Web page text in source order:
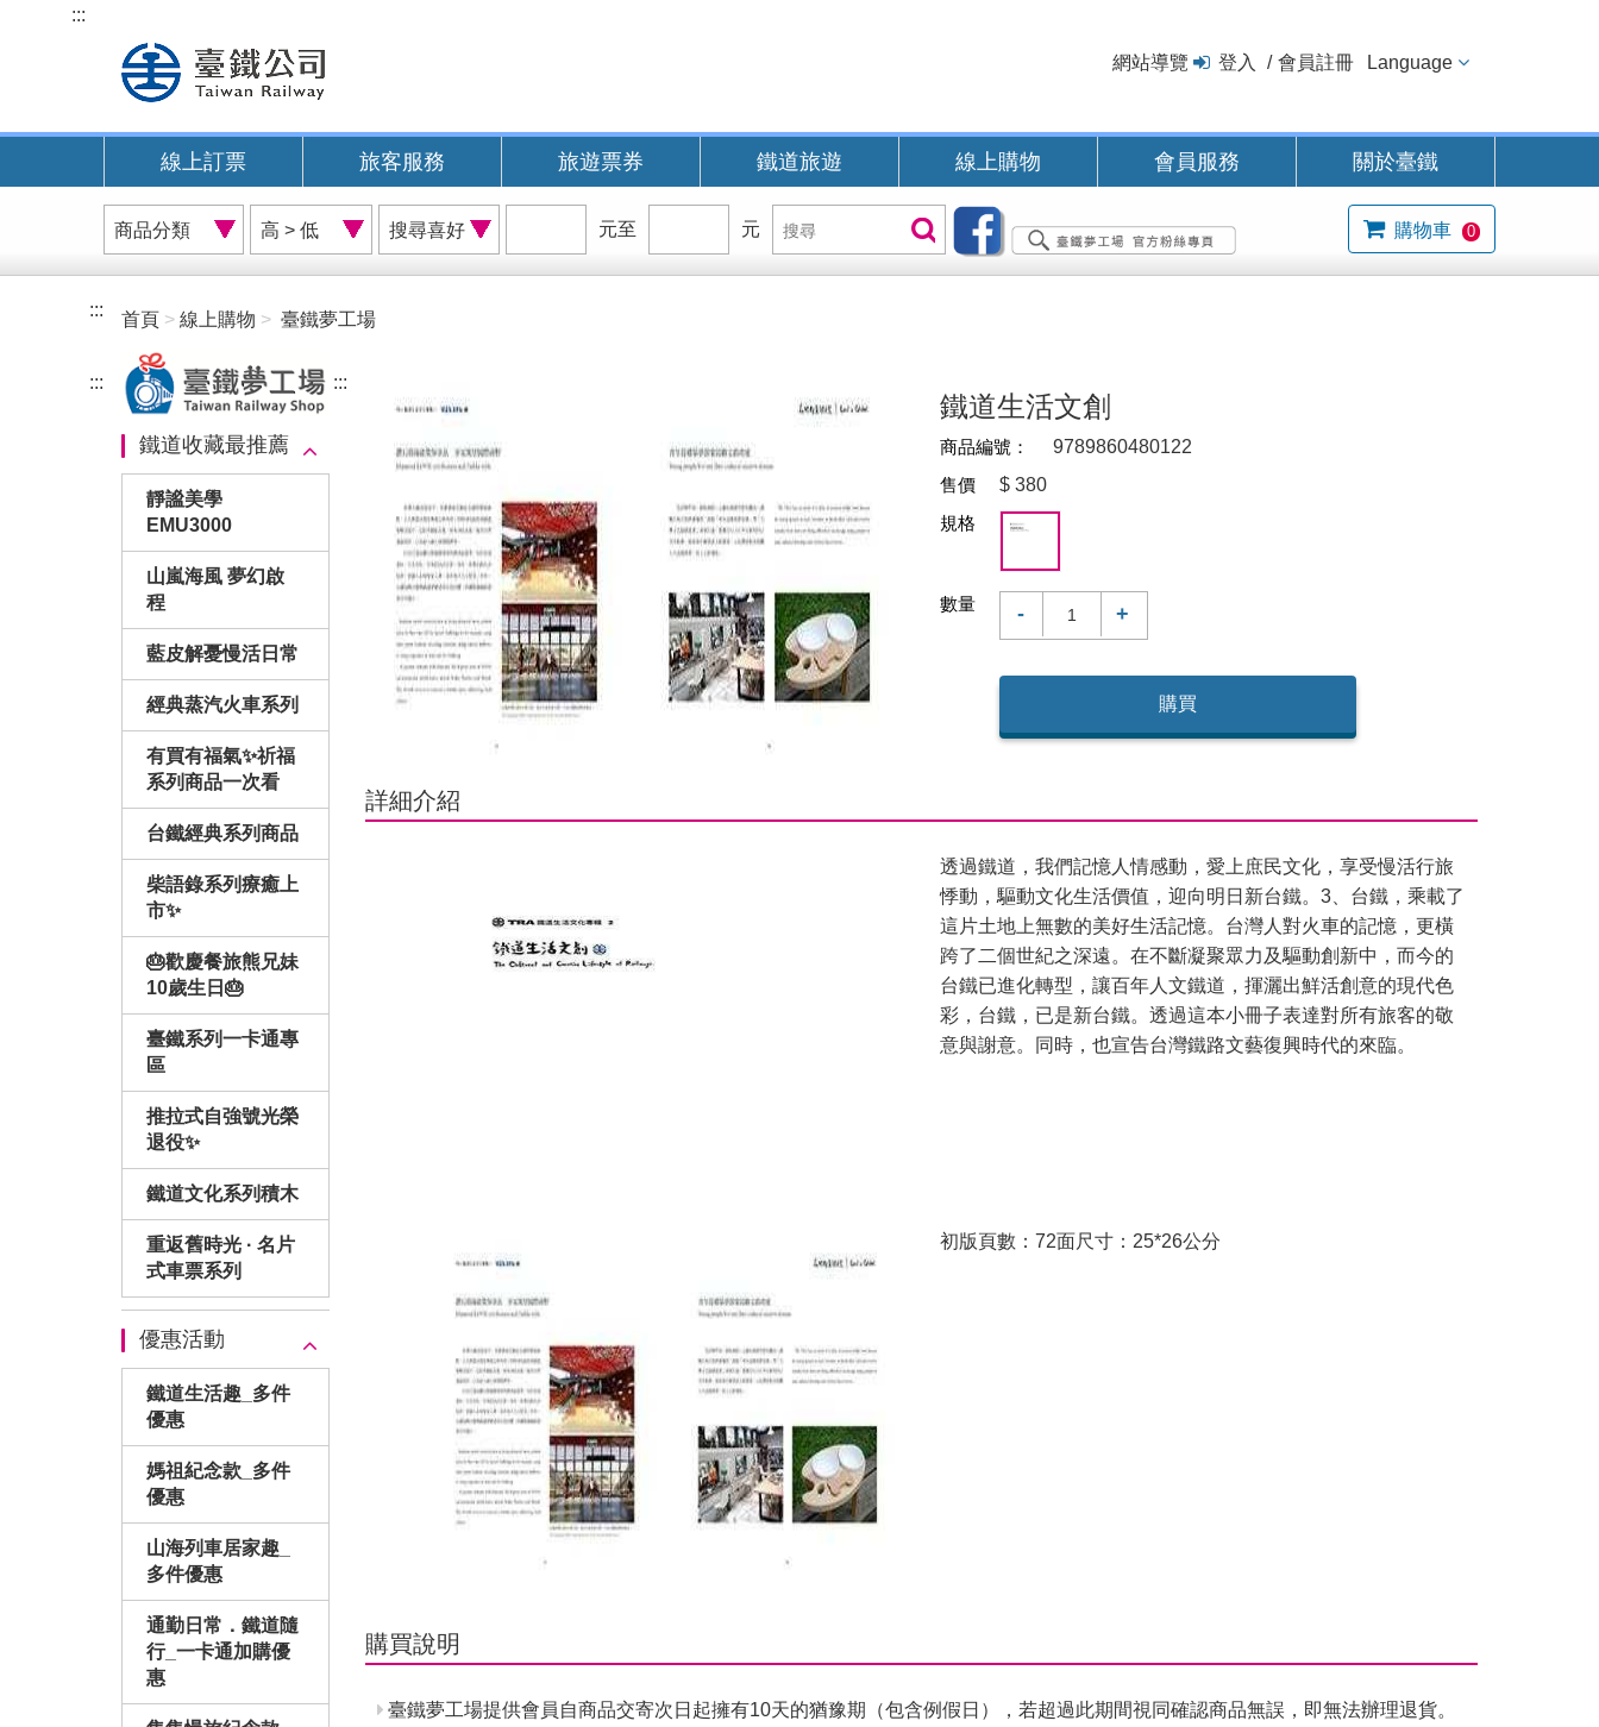
內
:::
網站導覽 登入 會員註冊 Language
線上訂票 旅客服務 旅遊票券 鐵道旅遊 線上購物 會員服務 關於臺鐵
商
品
分
價
格
排
搜
尋
喜
位
元至
位
元
搜
尋
搜尋 購物車 0
::: 首頁 線上購物 臺鐵夢工場
:::
鐵道收藏最推薦
靜謐美學
EMU3000
山嵐海風 夢幻啟
程
藍皮解憂慢活日常
經典蒸汽火車系列
有買有福氣✨祈福
系列商品一次看
台鐵經典系列商品
柴語錄系列療癒上
市✨
🎂歡慶餐旅熊兄妹
10歲生日🎂
臺鐵系列一卡通專
區
推拉式自強號光榮
退役✨
鐵道文化系列積木
重返舊時光 · 名片
式車票系列
優惠活動
鐵道生活趣_多件
優惠
媽祖紀念款_多件
優惠
山海列車居家趣_
多件優惠
通勤日常．鐵道隨
行_一卡通加購優
惠
:::
鐵道生活文創
商品編號：
9789860480122
售價
$ 380
規格
數量 - +
購買
詳細介紹
透過鐵道，我們記憶人情感動，愛上庶民文化，享受慢活行旅
悸動，驅動文化生活價值，迎向明日新台鐵。3、台鐵，乘載了
這片土地上無數的美好生活記憶。台灣人對火車的記憶，更橫
跨了二個世紀之深遠。在不斷凝聚眾力及驅動創新中，而今的
台鐵已進化轉型，讓百年人文鐵道，揮灑出鮮活創意的現代色
彩，台鐵，已是新台鐵。透過這本小冊子表達對所有旅客的敬
意與謝意。同時，也宣告台灣鐵路文藝復興時代的來臨。
初版頁數：72面尺寸：25*26公分
購買說明
臺鐵夢工場提供會員自商品交寄次日起擁有10天的猶豫期（包含例假日），若超過此期間視同確認商品無誤，即無法辦理退貨。